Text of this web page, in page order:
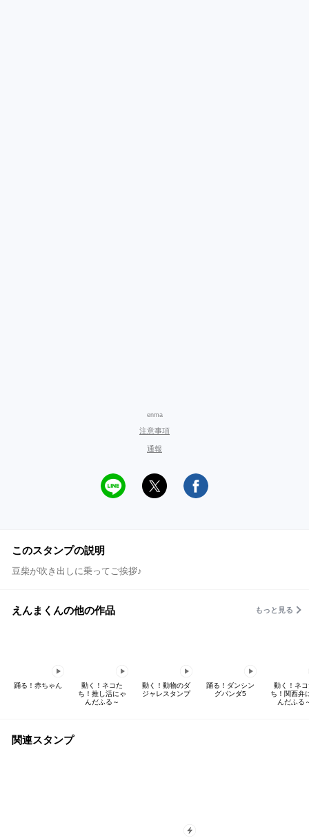
enma
注意事項
通報
このスタンプの説明
豆柴が吹き出しに乗ってご挨拶♪
えんまくんの他の作品 もっと見る
踊る！赤ちゃん
動く！ネコた
ち！推し活にゃ
んだふる～
動く！動物のダ
ジャレスタンプ
踊る！ダンシン
グパンダ5
動く！ネ
ち！関西弁
んだふる
関連スタンプ